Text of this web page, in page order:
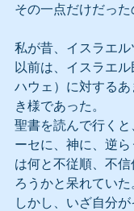
その一点だけだった
私が昔、イスラエ
以前は、イスラエ
ハウェ）に対する
き様であった。
聖書を読んで行く
ーセに、神に、逆
は何と不従順、不
ろうかと呆れていた
しかし、いざ自分